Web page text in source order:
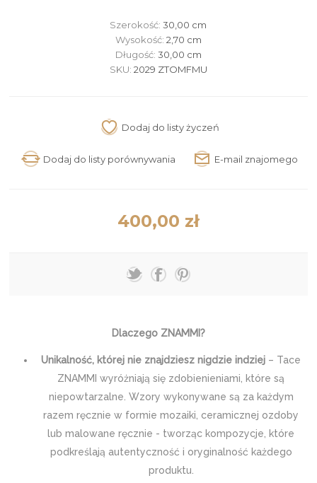
Szerokość:30,00 cm
Wysokość: 2,70 cm
Długość: 30,00 cm
SKU: 2029 ZTOMFMU
400,00 zł
Dlaczego ZNAMMI?
Unikalność, której nie znajdziesz nigdzie indziej – Tace
ZNAMMI wyróżniają się zdobienieniami, które są
niepowtarzalne. Wzory wykonywane są za każdym
razem ręcznie w formie mozaiki, ceramicznej ozdoby
lub malowane ręcznie - tworząc kompozycje, które
podkreślają autentyczność i oryginalność każdego
produktu.